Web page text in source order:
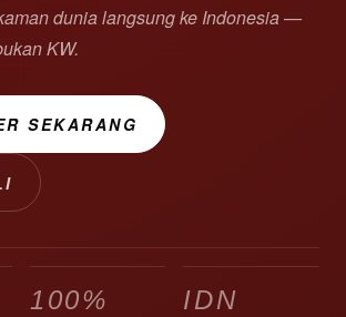
dunia langsung ke Indonesia —
KW.
SEKARANG
100% IDN